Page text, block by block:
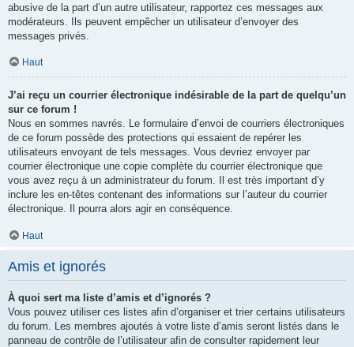
abusive de la part d’un autre utilisateur, rapportez ces messages aux
modérateurs. Ils peuvent empêcher un utilisateur d’envoyer des
messages privés.
Haut
J’ai reçu un courrier électronique indésirable de la part de quelqu’un
sur ce forum !
Nous en sommes navrés. Le formulaire d’envoi de courriers électroniques
de ce forum possède des protections qui essaient de repérer les
utilisateurs envoyant de tels messages. Vous devriez envoyer par
courrier électronique une copie complète du courrier électronique que
vous avez reçu à un administrateur du forum. Il est très important d’y
inclure les en-têtes contenant des informations sur l’auteur du courrier
électronique. Il pourra alors agir en conséquence.
Haut
Amis et ignorés
À quoi sert ma liste d’amis et d’ignorés ?
Vous pouvez utiliser ces listes afin d’organiser et trier certains utilisateurs
du forum. Les membres ajoutés à votre liste d’amis seront listés dans le
panneau de contrôle de l’utilisateur afin de consulter rapidement leur